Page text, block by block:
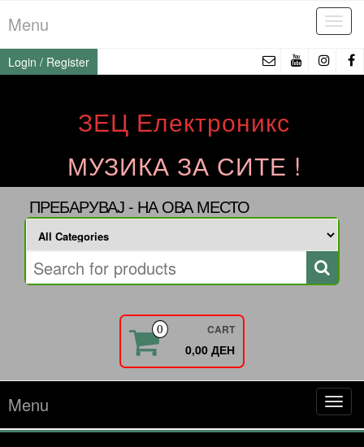
to
the
content
Menu
Login / Register
ЗЕЦ Електроникс
МУЗИКА ЗА СИТЕ !
ПРЕБАРУВАЈ - НА ОВА МЕСТО
0 CART
0,00 ДЕН
Menu